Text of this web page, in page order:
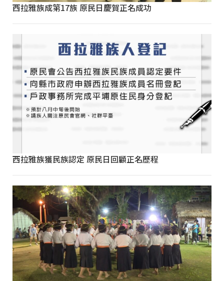
西拉雅族成第17族 原民日慶賀正名成功
西拉雅族獲民族認定 原民日回顧正名歷程